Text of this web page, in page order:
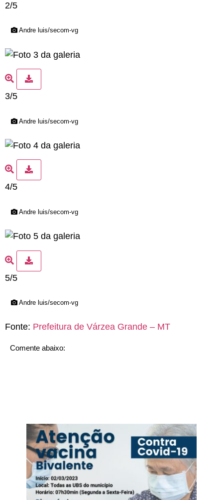
2/5
Andre luis/secom-vg
3/5
Andre luis/secom-vg
4/5
Andre luis/secom-vg
5/5
Andre luis/secom-vg
Fonte: Prefeitura de Várzea Grande – MT
Comente abaixo: